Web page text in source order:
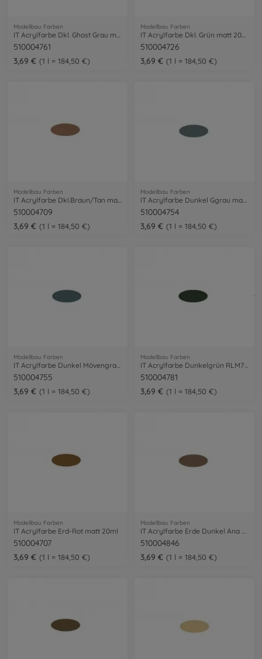
Modellbau Farben
510004761
3,69 €
1 l = 184,50 €
Modellbau Farben
510004726
3,69 €
1 l = 184,50 €
Modellbau Farben
510004709
3,69 €
1 l = 184,50 €
Modellbau Farben
510004754
3,69 €
1 l = 184,50 €
Modellbau Farben
IT Acrylfarbe Dunkel Mövengrau matt 20ml
510004755
3,69 €
1 l = 184,50 €
Modellbau Farben
IT Acrylfarbe Dunkelgrün RLM71 20ml
510004781
3,69 €
1 l = 184,50 €
Modellbau Farben
IT Acrylfarbe Erd-Rot matt 20ml
510004707
3,69 €
1 l = 184,50 €
Modellbau Farben
510004846
3,69 €
1 l = 184,50 €